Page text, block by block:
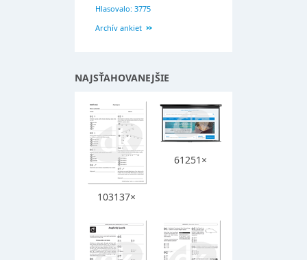
Hlasovalo: 3775
Archív ankiet
NAJSŤAHOVANEJŠIE
103137×
61251×